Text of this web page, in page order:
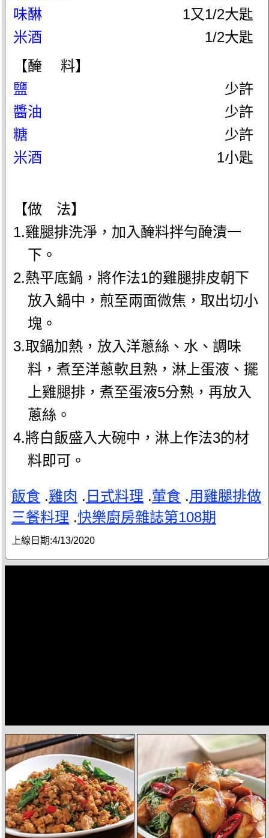
味醂
1又1/2大匙
米酒
1/2大匙
【醃 料】
鹽
少許
醬油
少許
糖
少許
米酒
1小匙
【做 法】
1.雞腿排洗淨，加入醃料拌勻醃漬一
下。
2.熱平底鍋，將作法1的雞腿排皮朝下
放入鍋中，煎至兩面微焦，取出切小
塊。
3.取鍋加熱，放入洋蔥絲、水、調味
料，煮至洋蔥軟且熟，淋上蛋液、擺
上雞腿排，煮至蛋液5分熟，再放入
蔥絲。
4.將白飯盛入大碗中，淋上作法3的材
料即可。
飯食 .雞肉 . 日式料理 .葷食 .用雞腿排做
三餐料理 .快樂廚房雜誌第108期
上線日期:4/13/2020